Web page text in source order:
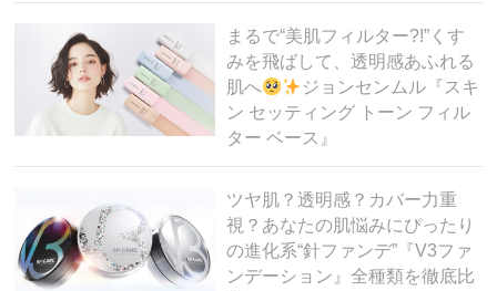
まるで“美肌フィルター?!”くす
みを飛ばして、透明感あふれる
肌へ
ジョンセンムル『スキ
ン セッティング トーン フィル
ター ベース』
ツヤ肌？透明感？カバー力重
視？あなたの肌悩みにぴったり
の進化系“針ファンデ”『V3ファ
ンデーション』全種類を徹底比